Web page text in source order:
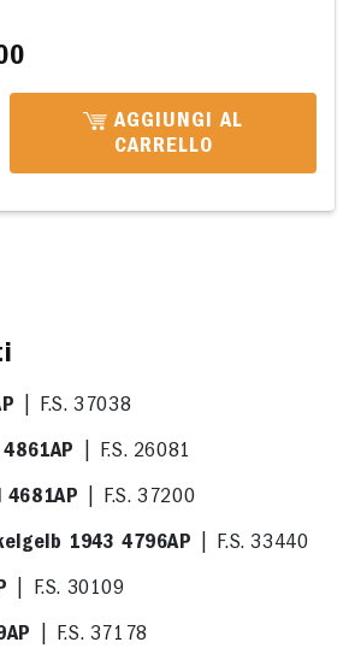
AGGIUNGI AL
CARRELLO
| F.S. 37038
| F.S. 26081
4681AP | F.S. 37200
1943 4796AP | F.S. 33440
| F.S. 30109
| F.S. 37178